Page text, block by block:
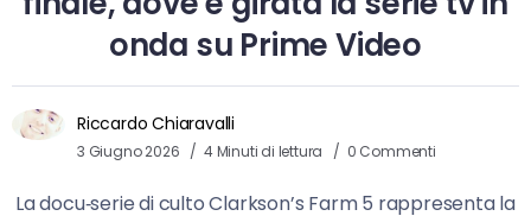
onda su Prime Video
Riccardo Chiaravalli
3 Giugno 2026 4 Minuti di lettura 0 Commenti
La docu‑serie di culto Clarkson’s Farm 5 rappresenta la